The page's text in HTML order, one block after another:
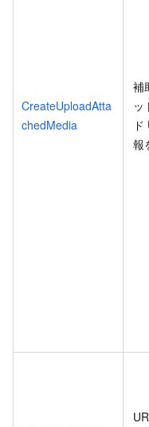
CreateUploadAtta
chedMedia
補
ッ
報